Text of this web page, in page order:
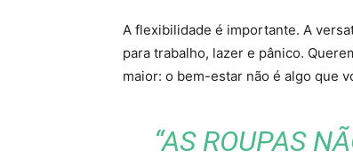
A flexibilidade é importante. A
para trabalho, lazer e pânico.
maior: o bem-estar não é algo que
“AS ROUPAS